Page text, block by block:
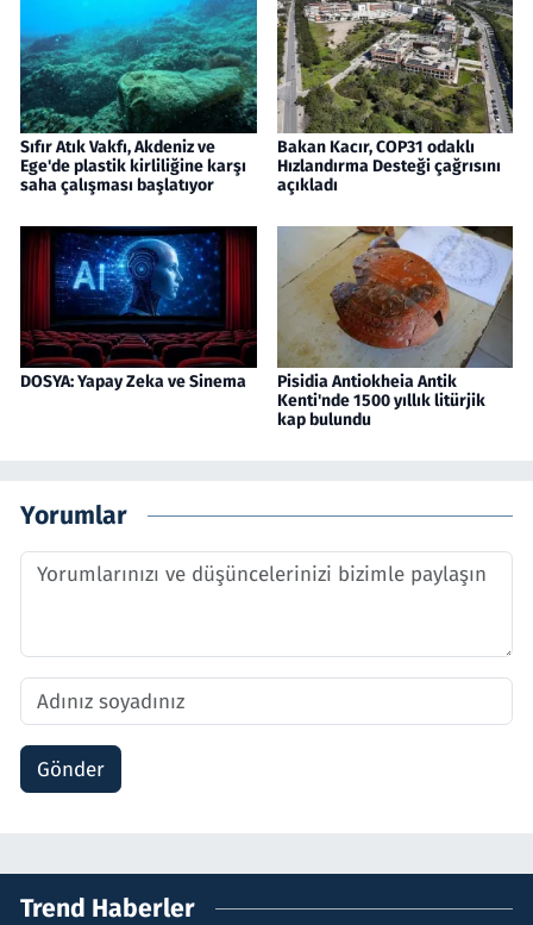
Sıfır Atık Vakfı, Akdeniz ve
Ege'de plastik kirliliğine karşı
saha çalışması başlatıyor
Bakan Kacır, COP31 odaklı
Hızlandırma Desteği çağrısını
açıkladı
DOSYA: Yapay Zeka ve Sinema
Pisidia Antiokheia Antik
Kenti'nde 1500 yıllık litürjik
kap bulundu
Yorumlar
Gönder
Trend Haberler